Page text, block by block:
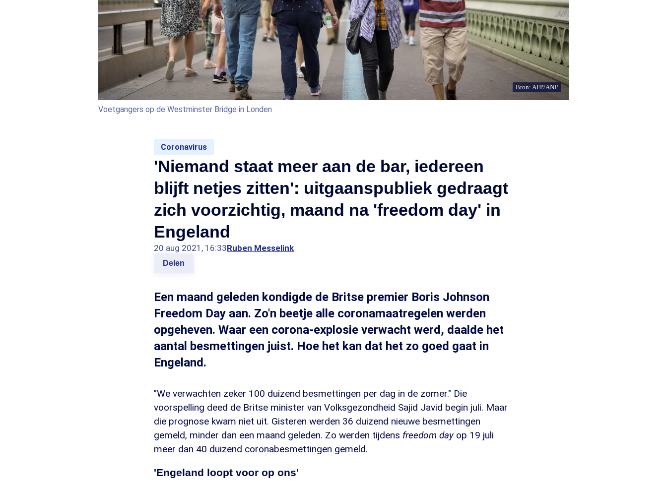
Bron: AFP/ANP
Voetgangers op de Westminster Bridge in Londen
Coronavirus
'Niemand staat meer aan de bar, iedereen
blijft netjes zitten': uitgaanspubliek gedraagt
zich voorzichtig, maand na 'freedom day' in
Engeland
20 aug 2021, 16:33Ruben Messelink
Delen
Een maand geleden kondigde de Britse premier Boris Johnson
Freedom Day aan. Zo'n beetje alle coronamaatregelen werden
opgeheven. Waar een corona-explosie verwacht werd, daalde het
aantal besmettingen juist. Hoe het kan dat het zo goed gaat in
Engeland.
"We verwachten zeker 100 duizend besmettingen per dag in de zomer." Die
voorspelling deed de Britse minister van Volksgezondheid Sajid Javid begin juli. Maar
die prognose kwam niet uit. Gisteren werden 36 duizend nieuwe besmettingen
gemeld, minder dan een maand geleden. Zo werden tijdens freedom dayop 19 juli
meer dan 40 duizend coronabesmettingen gemeld.
'Engeland loopt voor op ons'